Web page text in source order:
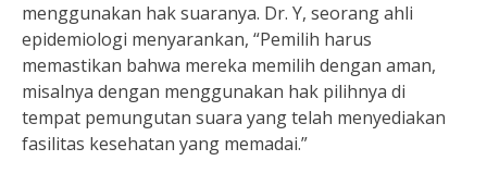
menggunakan hak suaranya. Dr. Y, seorang ahli
epidemiologi menyarankan, “Pemilih harus
memastikan bahwa mereka memilih dengan aman,
misalnya dengan menggunakan hak pilihnya di
tempat pemungutan suara yang telah menyediakan
fasilitas kesehatan yang memadai.”